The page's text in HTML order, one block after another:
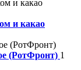
и какао
(РотФронт) 1